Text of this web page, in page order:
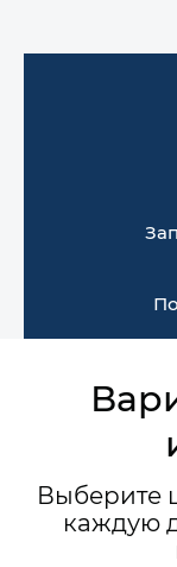
Выберите
каждую